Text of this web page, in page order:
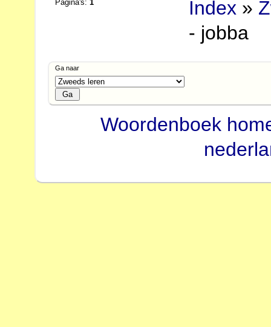
Pagina's:1 Index »
- jobba
Ga naar
Woordenboek